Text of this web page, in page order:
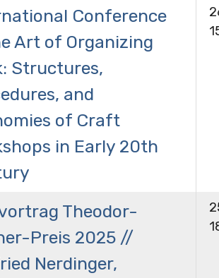
Conference
Art of Organizing
Structures,
and
of Craft
in Early 20th
Theodor-
Preis 2025 //
Nerdinger,